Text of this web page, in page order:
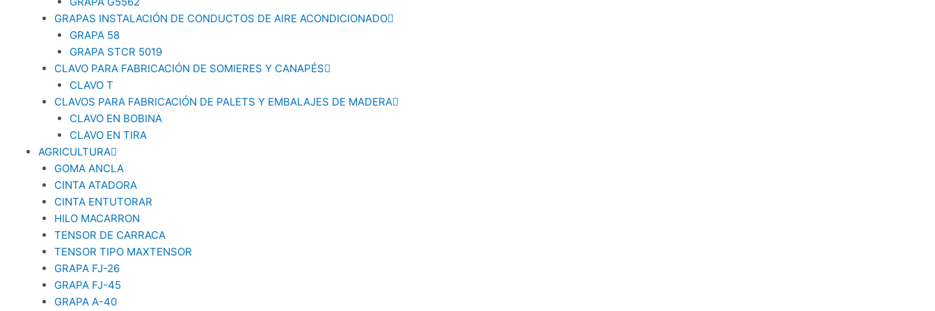
GRAPAS INSTALACIÓN DE CONDUCTOS DE AIRE ACONDICIONADO
GRAPA 58
GRAPA STCR 5019
CLAVO PARA FABRICACIÓN DE SOMIERES Y CANAPÉS
CLAVO T
CLAVOS PARA FABRICACIÓN DE PALETS Y EMBALAJES DE MADERA
CLAVO EN BOBINA
CLAVO EN TIRA
AGRICULTURA
GOMA ANCLA
CINTA ATADORA
CINTA ENTUTORAR
HILO MACARRON
TENSOR DE CARRACA
TENSOR TIPO MAXTENSOR
GRAPA FJ-26
GRAPA FJ-45
GRAPA A-40